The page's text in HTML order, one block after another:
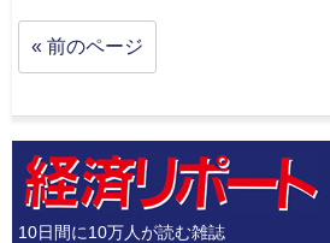
« 前のページ
10日間に10万人が読む雑誌